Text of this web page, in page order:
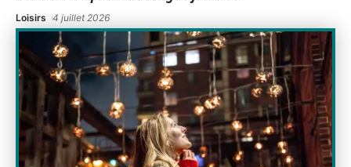
Loisirs 4 juillet 2026